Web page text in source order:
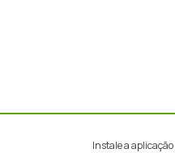
Instale a aplicação